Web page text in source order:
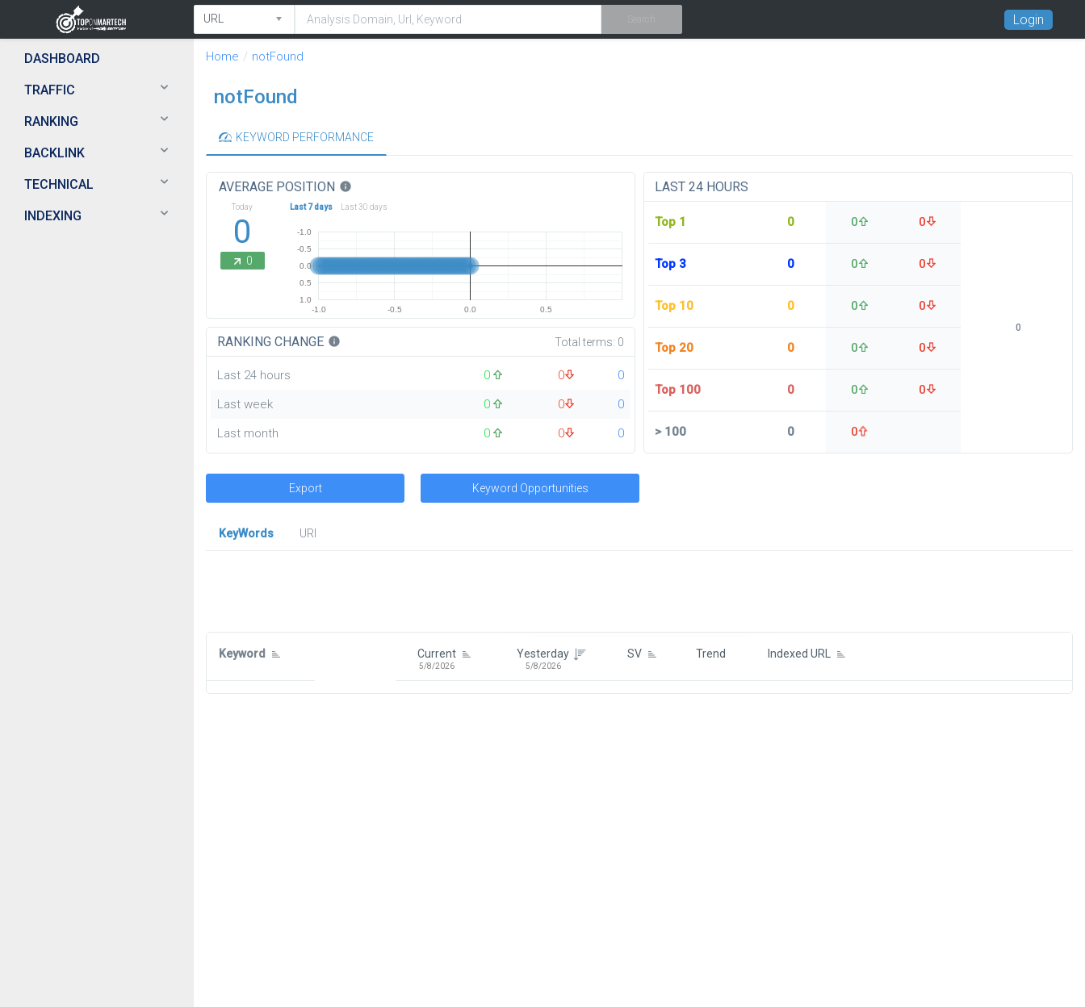
Login
DASHBOARD
TRAFFIC
RANKING
BACKLINK
TECHNICAL
INDEXING
Home notFound
notFound
KEYWORD PERFORMANCE
AVERAGE POSITION info
Today
0
0
Last 7 days Last 30 days
-1.0 -0.5 0.0 0.5
-1.0
-0.5
0.0
0.5
1.0
RANKING CHANGE info Total terms: 0
Last 24 hours 0 0
0
Last week
0 0
0
Last month
0 0 0
LAST 24 HOURS
Top 1 0 0 0
Top 3 0 0 0
Top 10 0 0 0
Top 20 0 0 0
Top 100 0 0 0
>100 0 0
0
Export Keyword Opportunities
KeyWords
URl
Keyword Current
5/8/2026
Yesterday
5/8/2026
SV Trend Indexed URL